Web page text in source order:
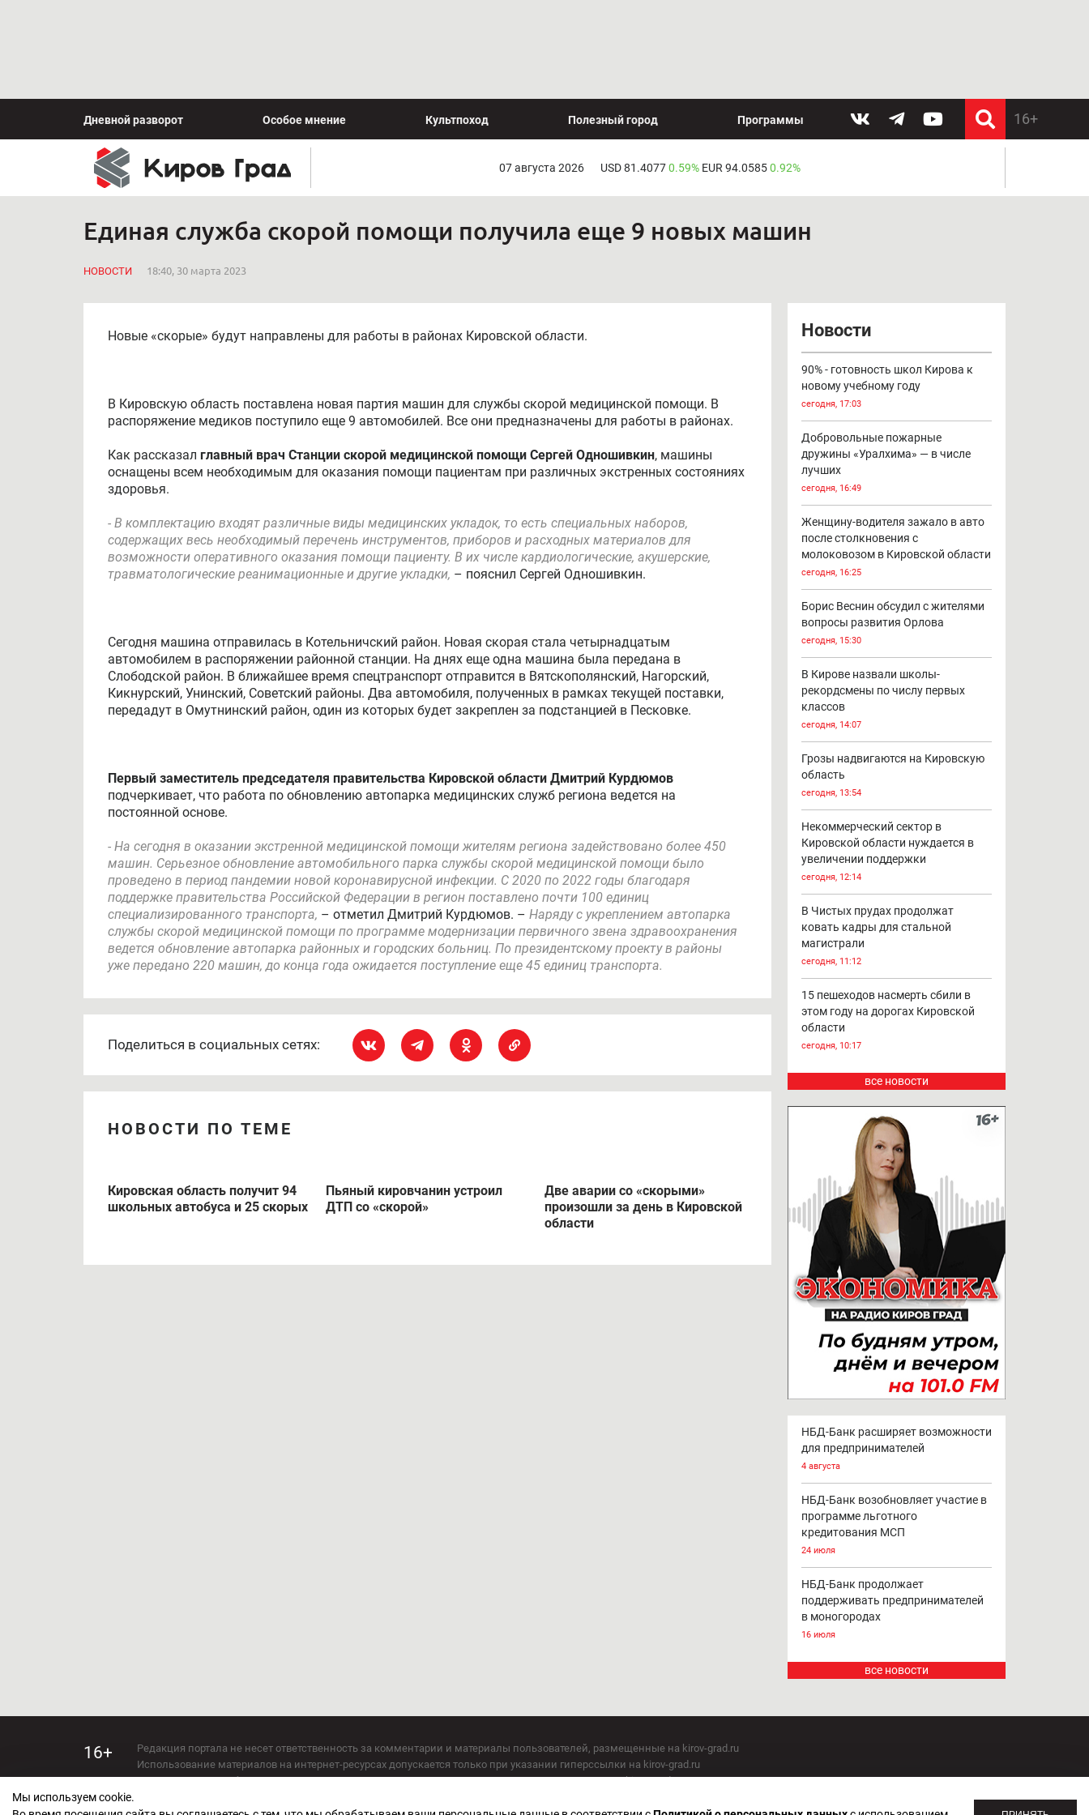
Дневной разворот Особое мнение Культпоход Полезный город Программы
07 августа 2026 USD 81.40770.59% EUR 94.05850.92%
Единая служба скорой помощи получила еще 9 новых машин
НОВОСТИ 18:40, 30 марта 2023
Новые «скорые» будут направлены для работы в районах Кировской области.
В Кировскую область поставлена новая партия машин для службы скорой медицинской помощи. В
распоряжение медиков поступило еще 9 автомобилей. Все они предназначены для работы в районах.
Как рассказал главный врач Станции скорой медицинской помощи Сергей Одношивкин, машины
оснащены всем необходимым для оказания помощи пациентам при различных экстренных состояниях
здоровья.
- В комплектацию входят различные виды медицинских укладок, то есть специальных наборов,
содержащих весь необходимый перечень инструментов, приборов и расходных материалов для
возможности оперативного оказания помощи пациенту. В их числе кардиологические, акушерские,
травматологические реанимационные и другие укладки, – пояснил Сергей Одношивкин.
Сегодня машина отправилась в Котельничский район. Новая скорая стала четырнадцатым
автомобилем в распоряжении районной станции. На днях еще одна машина была передана в
Слободской район. В ближайшее время спецтранспорт отправится в Вятскополянский, Нагорский,
Кикнурский, Унинский, Советский районы. Два автомобиля, полученных в рамках текущей поставки,
передадут в Омутнинский район, один из которых будет закреплен за подстанцией в Песковке.
Первый заместитель председателя правительства Кировской области Дмитрий Курдюмов
подчеркивает, что работа по обновлению автопарка медицинских служб региона ведется на
постоянной основе.
- На сегодня в оказании экстренной медицинской помощи жителям региона задействовано более 450
машин. Серьезное обновление автомобильного парка службы скорой медицинской помощи было
проведено в период пандемии новой коронавирусной инфекции. С 2020 по 2022 годы благодаря
поддержке правительства Российской Федерации в регион поставлено почти 100 единиц
специализированного транспорта, – отметил Дмитрий Курдюмов. – Наряду с укреплением автопарка
службы скорой медицинской помощи по программе модернизации первичного звена здравоохранения
ведется обновление автопарка районных и городских больниц. По президентскому проекту в районы
уже передано 220 машин, до конца года ожидается поступление еще 45 единиц транспорта.
Поделиться в социальных сетях:
НОВОСТИ ПО ТЕМЕ
Кировская область получит 94
школьных автобуса и 25 скорых
Пьяный кировчанин устроил
ДТП со «скорой»
Две аварии со «скорыми»
произошли за день в Кировской
области
Новости
90% - готовность школ Кирова к
новому учебному году
сегодня, 17:03
Добровольные пожарные
дружины «Уралхима» — в числе
лучших
сегодня, 16:49
Женщину-водителя зажало в авто
после столкновения с
молоковозом в Кировской области
сегодня, 16:25
Борис Веснин обсудил с жителями
вопросы развития Орлова
сегодня, 15:30
В Кирове назвали школы-
рекордсмены по числу первых
классов
сегодня, 14:07
Грозы надвигаются на Кировскую
область
сегодня, 13:54
Некоммерческий сектор в
Кировской области нуждается в
увеличении поддержки
сегодня, 12:14
В Чистых прудах продолжат
ковать кадры для стальной
магистрали
сегодня, 11:12
15 пешеходов насмерть сбили в
этом году на дорогах Кировской
области
сегодня, 10:17
все новости
НБД-Банк расширяет возможности
для предпринимателей
4 августа
НБД-Банк возобновляет участие в
программе льготного
кредитования МСП
24 июля
НБД-Банк продолжает
поддерживать предпринимателей
в моногородах
16 июля
все новости
16+
Редакция портала не несет ответственность за комментарии и материалы пользователей, размещенные на kirov-grad.ru
Использование материалов на интернет-ресурсах допускается только при указании гиперссылки на kirov-grad.ru
Использование любых материалов настоящего СМИ допускается только при указании на ресурс: kirov-grad.ru
Мы используем cookie.